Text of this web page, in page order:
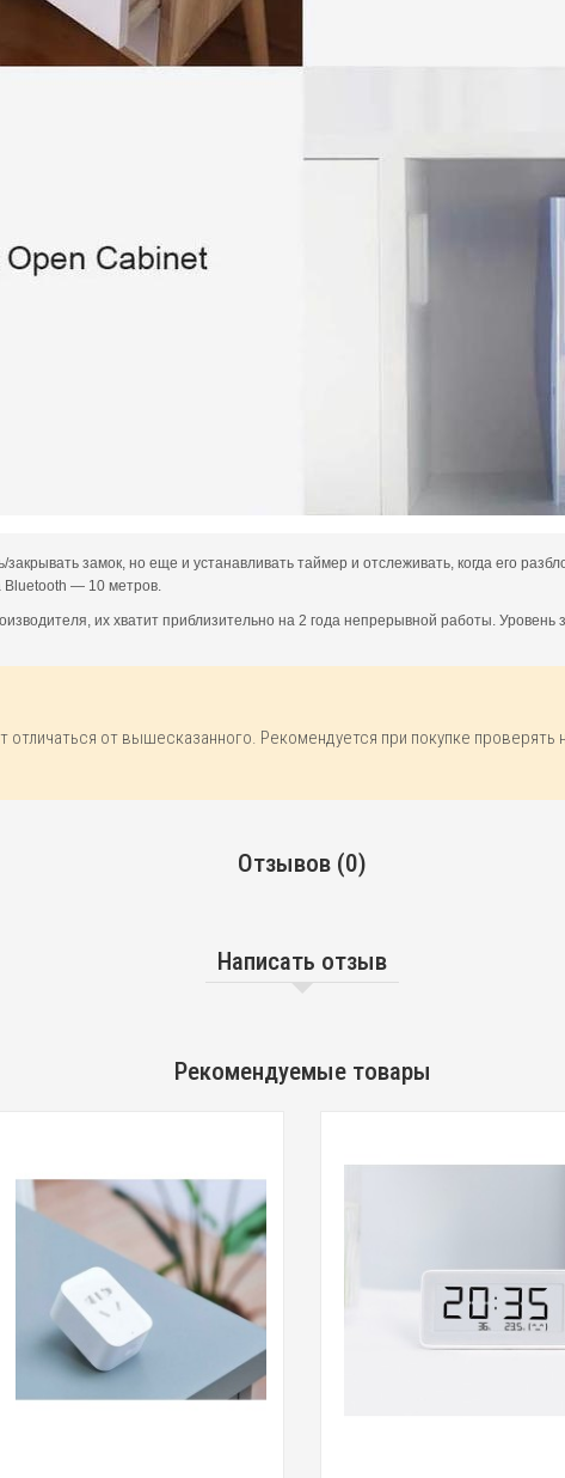
замок, но еще и устанавливать таймер и отслеживать, когда его
Bluetooth — 10 метров.
их хватит приблизительно на 2 года непрерывной работы.
отличаться от вышесказанного. Рекомендуется при покупке
Отзывов (0)
Написать отзыв
Рекомендуемые товары